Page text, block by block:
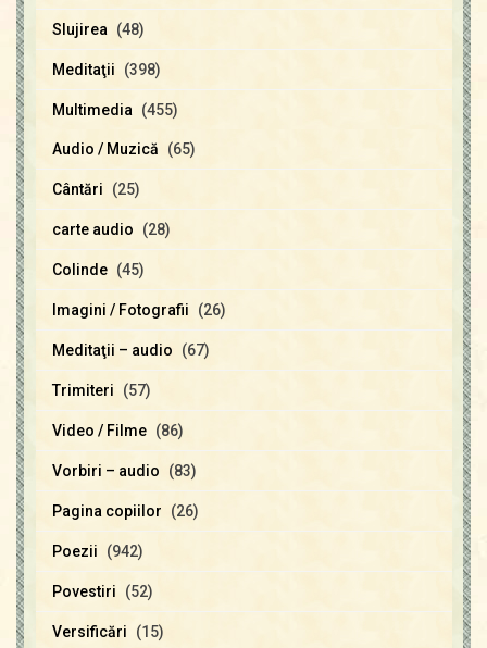
Slujirea (48)
Meditaţii (398)
Multimedia (455)
Audio / Muzică (65)
Cântări (25)
carte audio (28)
Colinde (45)
Imagini / Fotografii (26)
Meditaţii – audio (67)
Trimiteri (57)
Video / Filme (86)
Vorbiri – audio (83)
Pagina copiilor (26)
Poezii (942)
Povestiri (52)
Versificări (15)